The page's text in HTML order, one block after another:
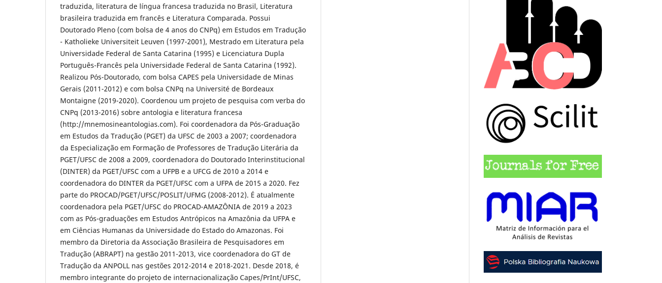
traduzida, literatura de língua francesa traduzida no Brasil, Literatura
brasileira traduzida em francês e Literatura Comparada. Possui
Doutorado Pleno (com bolsa de 4 anos do CNPq) em Estudos em Tradução
- Katholieke Universiteit Leuven (1997-2001), Mestrado em Literatura pela
Universidade Federal de Santa Catarina (1995) e Licenciatura Dupla
Português-Francês pela Universidade Federal de Santa Catarina (1992).
Realizou Pós-Doutorado, com bolsa CAPES pela Universidade de Minas
Gerais (2011-2012) e com bolsa CNPq na Université de Bordeaux
Montaigne (2019-2020). Coordenou um projeto de pesquisa com verba do
CNPq (2013-2016) sobre antologia e literatura francesa
(http://mnemosineantologias.com). Foi coordenadora da Pós-Graduação
em Estudos da Tradução (PGET) da UFSC de 2003 a 2007; coordenadora
da Especialização em Formação de Professores de Tradução Literária da
PGET/UFSC de 2008 a 2009, coordenadora do Doutorado Interinstitucional
(DINTER) da PGET/UFSC com a UFPB e a UFCG de 2010 a 2014 e
coordenadora do DINTER da PGET/UFSC com a UFPA de 2015 a 2020. Fez
parte do PROCAD/PGET/UFSC/POSLIT/UFMG (2008-2012). É atualmente
coordenadora pela PGET/UFSC do PROCAD-AMAZÔNIA de 2019 a 2023
com as Pós-graduações em Estudos Antrópicos na Amazônia da UFPA e
em Ciências Humanas da Universidade do Estado do Amazonas. Foi
membro da Diretoria da Associação Brasileira de Pesquisadores em
Tradução (ABRAPT) na gestão 2011-2013, vice coordenadora do GT de
Tradução da ANPOLL nas gestões 2012-2014 e 2018-2021. Desde 2018, é
membro integrante do projeto de internacionalização Capes/PrInt/UFSC,